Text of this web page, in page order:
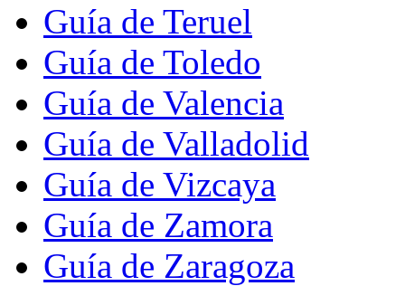
Guía de Teruel
Guía de Toledo
Guía de Valencia
Guía de Valladolid
Guía de Vizcaya
Guía de Zamora
Guía de Zaragoza